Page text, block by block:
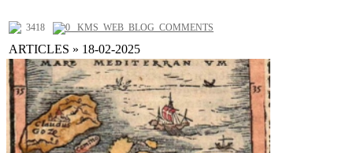
3418 0 _KMS_WEB_BLOG_COMMENTS
ARTICLES » 18-02-2025